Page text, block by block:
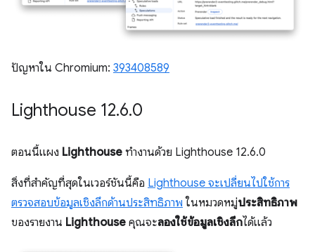
ปัญหาใน Chromium: 393408589
Lighthouse 12.6.0
ตอนนี้แผง Lighthouse ทำงานด้วย Lighthouse 12.6.0
สิ่งที่สำคัญที่สุดในเวอร์ชันนี้คือ Lighthouse จะเปลี่ยนไปใช้การ
ตรวจสอบข้อมูลเชิงลึกด้านประสิทธิภาพ ในหมวดหมู่ประสิทธิภาพ
ของรายงาน Lighthouse คุณจะลองใช้ข้อมูลเชิงลึกได้แล้ว